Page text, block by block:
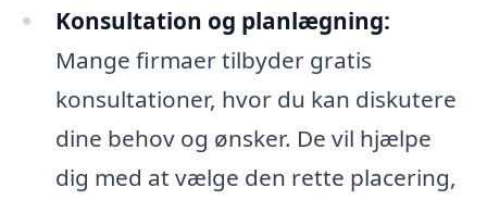
Konsultation og planlægning:
Mange firmaer tilbyder gratis
konsultationer, hvor du kan diskutere
dine behov og ønsker. De vil hjælpe
dig med at vælge den rette placering,